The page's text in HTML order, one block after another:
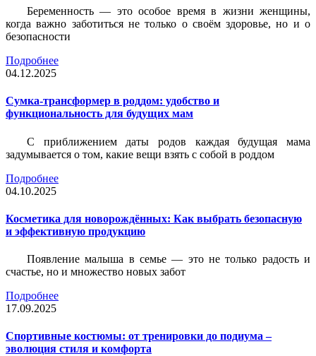
Беременность — это особое время в жизни женщины,
когда важно заботиться не только о своём здоровье, но и о
безопасности
Подробнее
04.12.2025
Сумка-трансформер в роддом: удобство и
функциональность для будущих мам
С приближением даты родов каждая будущая мама
задумывается о том, какие вещи взять с собой в роддом
Подробнее
04.10.2025
Косметика для новорождённых: Как выбрать безопасную
и эффективную продукцию
Появление малыша в семье — это не только радость и
счастье, но и множество новых забот
Подробнее
17.09.2025
Спортивные костюмы: от тренировки до подиума –
эволюция стиля и комфорта